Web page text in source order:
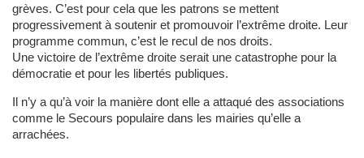
grèves. C’est pour cela que les patrons se mettent
progressivement à soutenir et promouvoir l’extrême droite. Leur
programme commun, c’est le recul de nos droits.
Une victoire de l’extrême droite serait une catastrophe pour la
démocratie et pour les libertés publiques.
Il n’y a qu’à voir la manière dont elle a attaqué des associations
comme le Secours populaire dans les mairies qu’elle a
arrachées.